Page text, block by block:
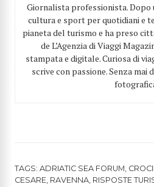
Giornalista professionista. Dopo
cultura e sport per quotidiani e
pianeta del turismo e ha preso
de L’Agenzia di Viaggi
stampata e digitale. Curiosa di
scrive con passione. Senza mai
TAGS: ADRIATIC SEA FORUM
CESARE RAVENNA RISPOSTE